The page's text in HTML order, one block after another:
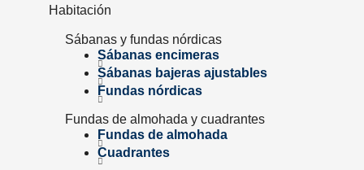
Habitación
Sábanas y fundas nórdicas
Sábanas encimeras
Sábanas bajeras ajustables
Fundas nórdicas
Fundas de almohada y cuadrantes
Fundas de almohada
Cuadrantes